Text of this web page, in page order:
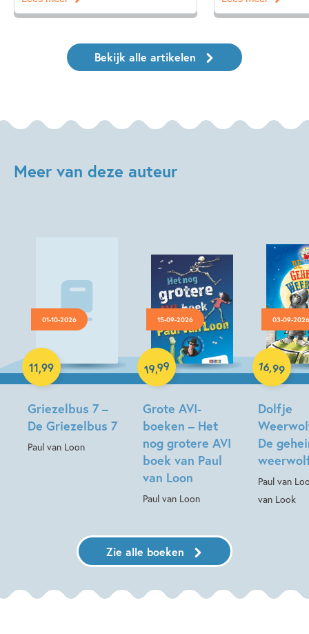
Bekijk alle artikelen
Meer van deze auteur
01-10-2026
Griezelbus 7 –
De Griezelbus 7
Paul van Loon
11,99
Luisterboek
15-09-2026
Grote AVI-
boeken – Het
nog grotere AVI
boek van Paul
van Loon
Paul van Loon
19,99
Hardcover
03-09-2026
Dolfje
De
Paul van
van Look
16,99
Hardcover
Zie alle boeken